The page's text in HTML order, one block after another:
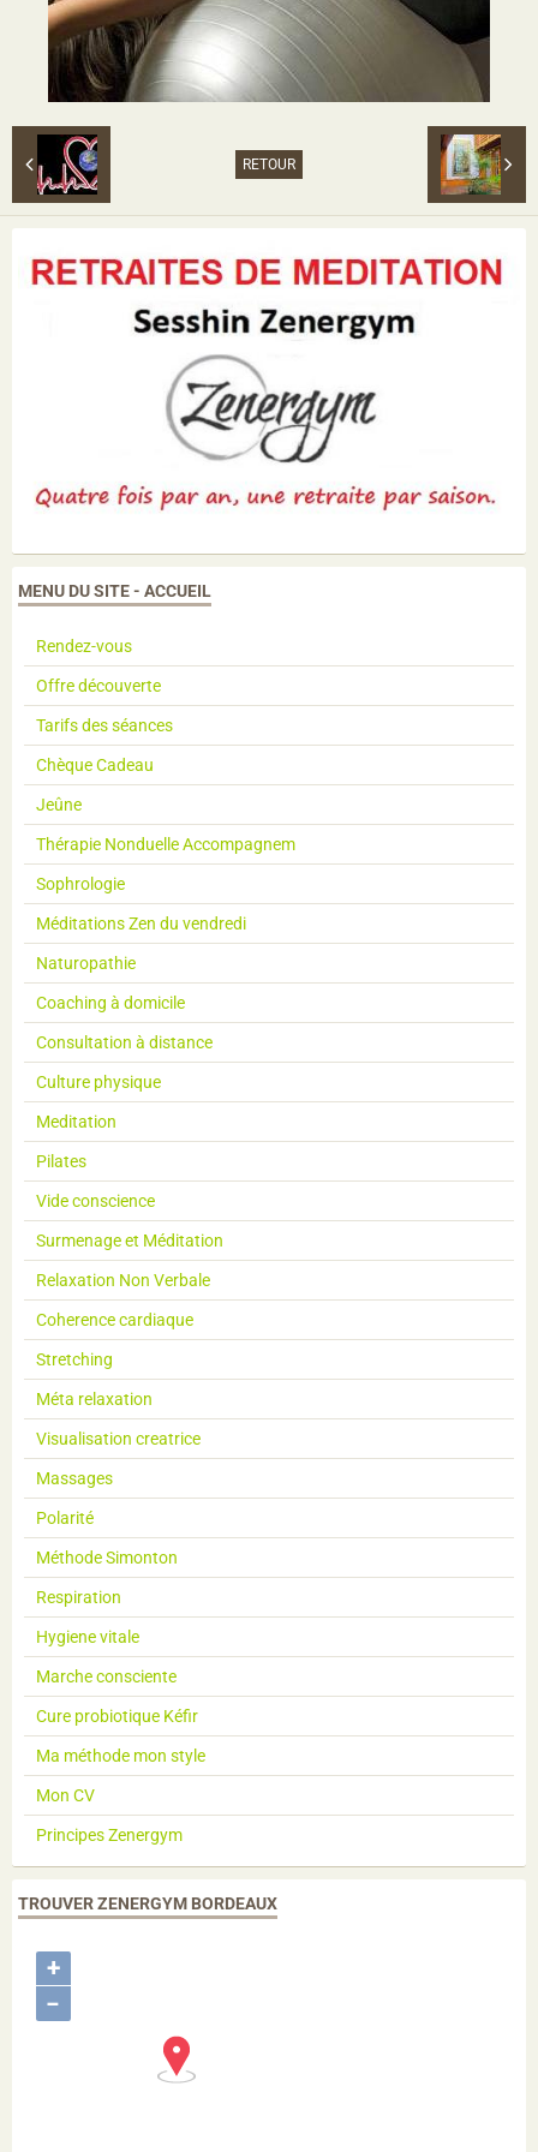
RETOUR
MENU DU SITE - ACCUEIL
Rendez-vous
Offre découverte
Tarifs des séances
Chèque Cadeau
Jeûne
Thérapie Nonduelle Accompagnem
Sophrologie
Méditations Zen du vendredi
Naturopathie
Coaching à domicile
Consultation à distance
Culture physique
Meditation
Pilates
Vide conscience
Surmenage et Méditation
Relaxation Non Verbale
Coherence cardiaque
Stretching
Méta relaxation
Visualisation creatrice
Massages
Polarité
Méthode Simonton
Respiration
Hygiene vitale
Marche consciente
Cure probiotique Kéfir
Ma méthode mon style
Mon CV
Principes Zenergym
TROUVER ZENERGYM BORDEAUX
+
−